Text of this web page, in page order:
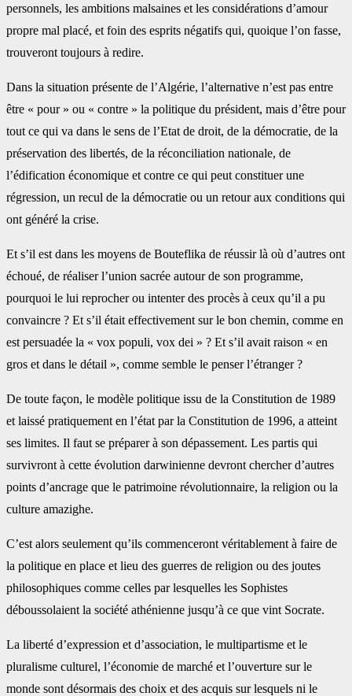
personnels, les ambitions malsaines et les considérations d’amour
propre mal placé, et foin des esprits négatifs qui, quoique l’on fasse,
trouveront toujours à redire.
Dans la situation présente de l’Algérie, l’alternative n’est pas entre
être « pour » ou « contre » la politique du président, mais d’être pour
tout ce qui va dans le sens de l’Etat de droit, de la démocratie, de la
préservation des libertés, de la réconciliation nationale, de
l’édification économique et contre ce qui peut constituer une
régression, un recul de la démocratie ou un retour aux conditions qui
ont généré la crise.
Et s’il est dans les moyens de Bouteflika de réussir là où d’autres ont
échoué, de réaliser l’union sacrée autour de son programme,
pourquoi le lui reprocher ou intenter des procès à ceux qu’il a pu
convaincre ? Et s’il était effectivement sur le bon chemin, comme en
est persuadée la « vox populi, vox dei » ? Et s’il avait raison « en
gros et dans le détail », comme semble le penser l’étranger ?
De toute façon, le modèle politique issu de la Constitution de 1989
et laissé pratiquement en l’état par la Constitution de 1996, a atteint
ses limites. Il faut se préparer à son dépassement. Les partis qui
survivront à cette évolution darwinienne devront chercher d’autres
points d’ancrage que le patrimoine révolutionnaire, la religion ou la
culture amazighe.
C’est alors seulement qu’ils commenceront véritablement à faire de
la politique en place et lieu des guerres de religion ou des joutes
philosophiques comme celles par lesquelles les Sophistes
déboussolaient la société athénienne jusqu’à ce que vint Socrate.
La liberté d’expression et d’association, le multipartisme et le
pluralisme culturel, l’économie de marché et l’ouverture sur le
monde sont désormais des choix et des acquis sur lesquels ni le